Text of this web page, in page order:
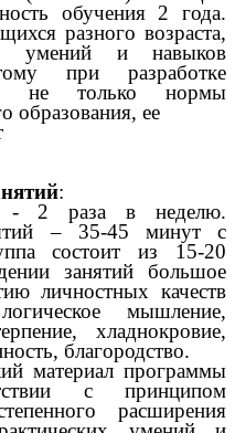
обучения 2 года.
разного возраста,
умений и навыков
при разработке
не только нормы
образования, ее
этот аспект
:
- 2 раза в неделю.
– 35-45 минут с
состоит из 15-20
занятий большое
личностных качеств
мышление,
хладнокровие,
благородство.
программы
с принципом
расширения